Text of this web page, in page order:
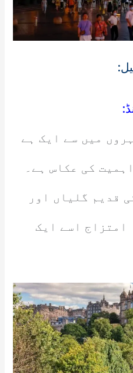
میں سے ایک ہے
کی عکاس ہے۔
قدیم گلیاں اور
امتزاج اسے ایک